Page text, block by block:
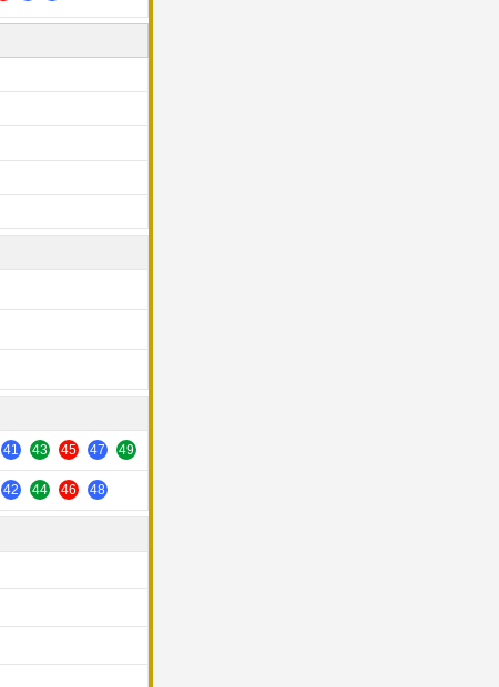
41 43 45 47 49
42 44 46 48